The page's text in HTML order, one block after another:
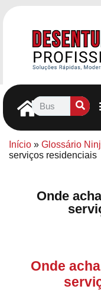
Início » Glossário
serviços residenciais
Onde
Onde